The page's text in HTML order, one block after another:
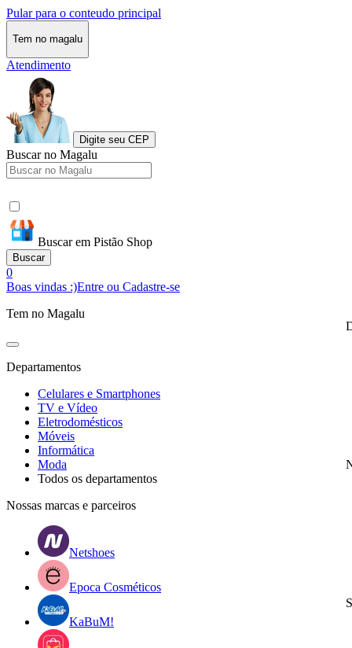
Pular para o conteudo principal
Tem no magalu
Atendimento
Digite seu CEP
Buscar no Magalu
Buscar em Pistão Shop
Buscar
0
Boas vindas :)Entre ou Cadastre-se
Tem no Magalu
Departamentos
Celulares e Smartphones
TV e Vídeo
Eletrodomésticos
Móveis
Informática
Moda
Todos os departamentos
Nossas marcas e parceiros
Netshoes
Epoca Cosméticos
KaBuM!